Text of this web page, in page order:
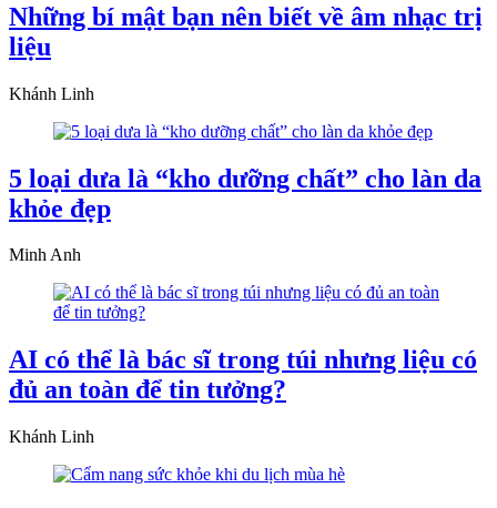
Những bí mật bạn nên biết về âm nhạc trị
liệu
Khánh Linh
5 loại dưa là “kho dưỡng chất” cho làn da
khỏe đẹp
Minh Anh
AI có thể là bác sĩ trong túi nhưng liệu có
đủ an toàn để tin tưởng?
Khánh Linh